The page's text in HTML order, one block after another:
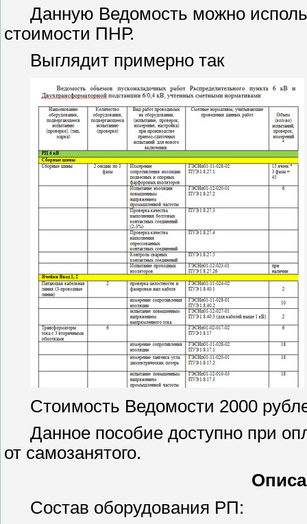
Данную Ведомость можно
стоимости ПНР.
Выглядит примерно так
Стоимость Ведомости 2000
Данное пособие доступно при
от самозанятого.
Состав оборудования РП: